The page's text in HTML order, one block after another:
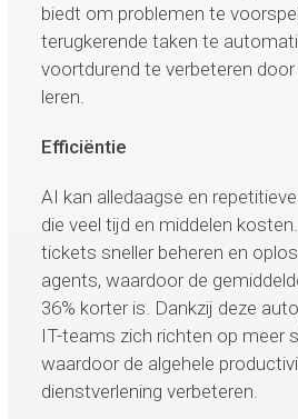
biedt om problemen te
terugkerende taken te
voortdurend te verbeteren
leren.
Efficiëntie
AI kan alledaagse en
die veel tijd en middelen
tickets sneller beheren en
agents, waardoor de
36% korter is. Dankzij deze
IT-teams zich richten op meer
waardoor de algehele
dienstverlening verbeteren.